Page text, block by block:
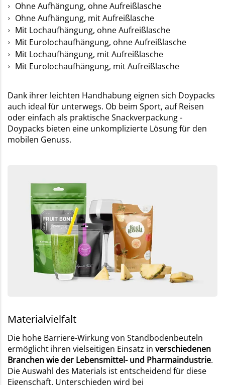
Ohne Aufhängung, ohne Aufreißlasche
Ohne Aufhängung, mit Aufreißlasche
Mit Lochaufhängung, ohne Aufreißlasche
Mit Eurolochaufhängung, ohne Aufreißlasche
Mit Lochaufhängung, mit Aufreißlasche
Mit Eurolochaufhängung, mit Aufreißlasche
Dank ihrer leichten Handhabung eignen sich Doypacks
auch ideal für unterwegs. Ob beim Sport, auf Reisen
oder einfach als praktische Snackverpackung -
Doypacks bieten eine unkomplizierte Lösung für den
mobilen Genuss.
Materialvielfalt
Die hohe Barriere-Wirkung von Standbodenbeuteln
ermöglicht ihren vielseitigen Einsatz in verschiedenen
Branchen wie der Lebensmittel- und Pharmaindustrie.
Die Auswahl des Materials ist entscheidend für diese
Eigenschaft. Unterschieden wird bei